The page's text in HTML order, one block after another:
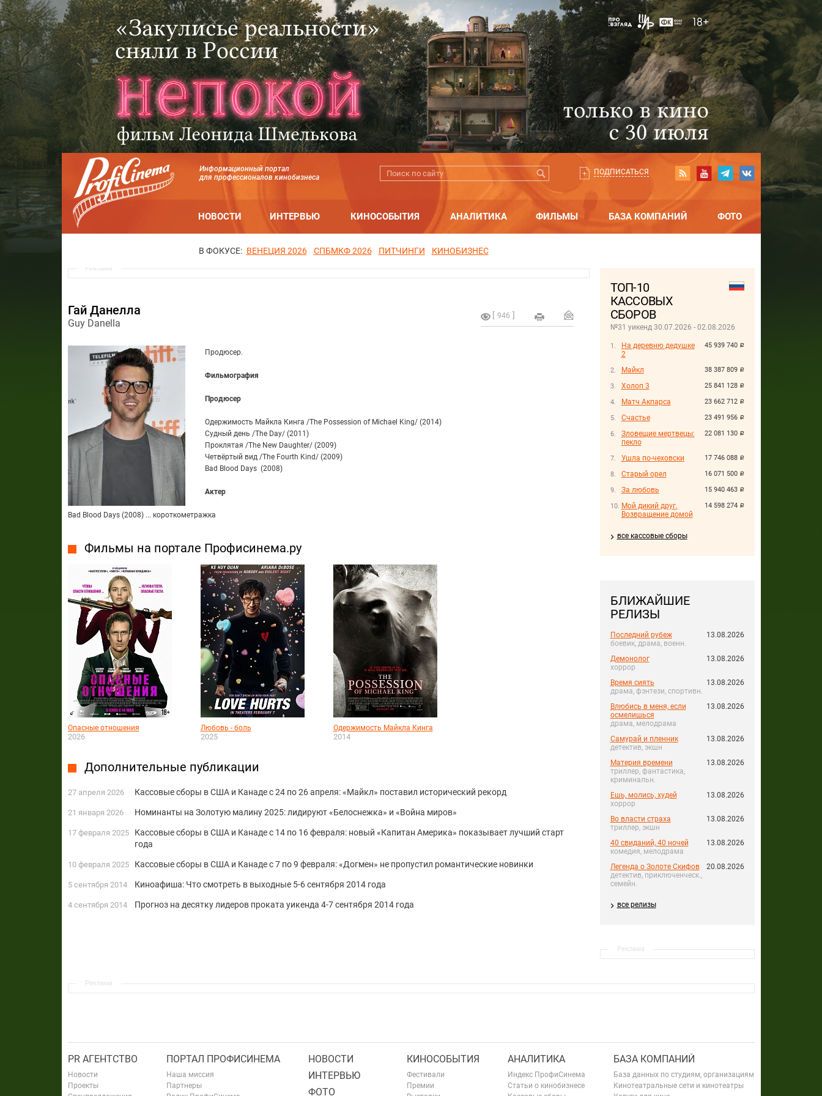
Информационный портал
для профессионалов кинобизнеса
ПОДПИСАТЬСЯ
НОВОСТИ ИНТЕРВЬЮ КИНОСОБЫТИЯ АНАЛИТИКА ФИЛЬМЫ БАЗА КОМПАНИЙ ФОТО
В ФОКУСЕ: ВЕНЕЦИЯ 2026 СПБМКФ 2026 ПИТЧИНГИ КИНОБИЗНЕС
ТОП-10
КАССОВЫХ
СБОРОВ
№31 уикенд 30.07.2026 - 02.08.2026
45 939 740 руб.
На деревню дедушке
2
38 387 809 руб.
Майкл
25 841 128 руб.
Холоп 3
23 662 712 руб.
Матч Акпарса
23 491 956 руб.
Счастье
22 081 130 руб.
Зловещие мертвецы:
пекло
17 746 088 руб.
Ушла по-чеховски
16 071 500 руб.
Старый орел
15 940 463 руб.
За любовь
14 598 274 руб.
Мой дикий друг.
Возвращение домой
все кассовые сборы
БЛИЖАЙШИЕ
РЕЛИЗЫ
Последний рубеж
боевик, драма, военн.
13.08.2026
Демонолог
хоррор
13.08.2026
Время сиять
драма, фэнтези, спортивн.
13.08.2026
Влюбись в меня, если
осмелишься
драма, мелодрама
13.08.2026
Самурай и пленник
детектив, экшн
13.08.2026
Материя времени
триллер, фантастика,
криминальн.
13.08.2026
Ешь, молись, худей
хоррор
13.08.2026
Во власти страха
триллер, экшн
13.08.2026
40 свиданий, 40 ночей
комедия, мелодрама
13.08.2026
Легенда о Золоте Скифов
детектив, приключенческ.,
семейн.
20.08.2026
все релизы
Реклама
Реклама
946
Гай Данелла
Guy Danella
Продюсер.
Фильмография
Продюсер
Одержимость Майкла Кинга /The Possession of Michael King/ (2014)
Судный день /The Day/ (2011)
Проклятая /The New Daughter/ (2009)
Четвёртый вид /The Fourth Kind/ (2009)
Bad Blood Days (2008)
Актер
Bad Blood Days (2008) ... короткометражка
Фильмы на портале Профисинема.ру
Опасные отношения
2026
Любовь - боль
2025
Одержимость Майкла Кинга
2014
Дополнительные публикации
27 апреля 2026 Кассовые сборы в США и Канаде с 24 по 26 апреля: «Майкл» поставил исторический рекорд
21 января 2026 Номинанты на Золотую малину 2025: лидируют «Белоснежка» и «Война миров»
17 февраля 2025
Кассовые сборы в США и Канаде с 14 по 16 февраля: новый «Капитан Америка» показывает лучший старт
года
10 февраля 2025 Кассовые сборы в США и Канаде с 7 по 9 февраля: «Догмен» не пропустил романтические новинки
5 сентября 2014 Киноафиша: Что смотреть в выходные 5-6 сентября 2014 года
4 сентября 2014 Прогноз на десятку лидеров проката уикенда 4-7 сентября 2014 года
Реклама
PR АГЕНТСТВО
Новости
Проекты
ПОРТАЛ ПРОФИСИНЕМА
Наша миссия
Партнеры
НОВОСТИ
ИНТЕРВЬЮ
ФОТО
КИНОСОБЫТИЯ
Фестивали
Премии
АНАЛИТИКА
Индекс ПрофиСинема
Статьи о кинобизнесе
БАЗА КОМПАНИЙ
База данных по студиям, организациям
Кинотеатральные сети и кинотеатры